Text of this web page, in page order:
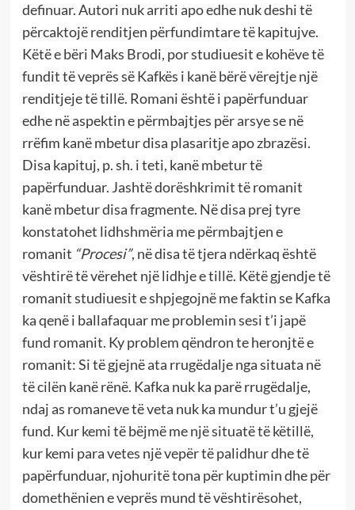
definuar. Autori nuk arriti apo edhe nuk deshi të
përcaktojë renditjen përfundimtare të kapitujve.
Këtë e bëri Maks Brodi, por studiuesit e kohëve të
fundit të veprës së Kafkës i kanë bërë vërejtje një
renditjeje të tillë. Romani është i papërfunduar
edhe në aspektin e përmbajtjes për arsye se në
rrëfim kanë mbetur disa plasaritje apo zbrazësi.
Disa kapituj, p. sh. i teti, kanë mbetur të
papërfunduar. Jashtë dorëshkrimit të romanit
kanë mbetur disa fragmente. Në disa prej tyre
konstatohet lidhshmëria me përmbajtjen e
romanit “Procesi”, në disa të tjera ndërkaq është
vështirë të vërehet një lidhje e tillë. Këtë gjendje të
romanit studiuesit e shpjegojnë me faktin se Kafka
ka qenë i ballafaquar me problemin sesi t’i japë
fund romanit. Ky problem qëndron te heronjtë e
romanit: Si të gjejnë ata rrugëdalje nga situata në
të cilën kanë rënë. Kafka nuk ka parë rrugëdalje,
ndaj as romaneve të veta nuk ka mundur t’u gjejë
fund. Kur kemi të bëjmë me një situatë të këtillë,
kur kemi para vetes një vepër të palidhur dhe të
papërfunduar, njohuritë tona për kuptimin dhe për
domethënien e veprës mund të vështirësohet,